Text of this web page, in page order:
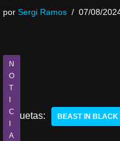
por Sergi Ramos 07/08/
N
O
T
C
A
Etiquetas: BEAST IN BLACK